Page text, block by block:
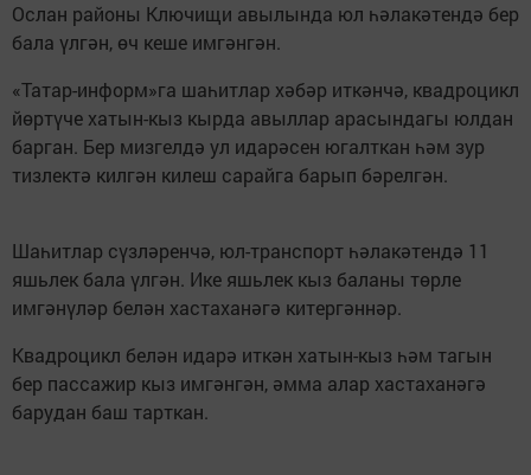
Ослан районы Ключищи авылында юл һәлакәтендә бер
бала үлгән, өч кеше имгәнгән.
«Татар-информ»га шаһитлар хәбәр иткәнчә, квадроцикл
йөртүче хатын-кыз кырда авыллар арасындагы юлдан
барган. Бер мизгелдә ул идарәсен югалткан һәм зур
тизлектә килгән килеш сарайга барып бәрелгән.
Шаһитлар сүзләренчә, юл-транспорт һәлакәтендә 11
яшьлек бала үлгән. Ике яшьлек кыз баланы төрле
имгәнүләр белән хастаханәгә китергәннәр.
Квадроцикл белән идарә иткән хатын-кыз һәм тагын
бер пассажир кыз имгәнгән, әмма алар хастаханәгә
барудан баш тарткан.